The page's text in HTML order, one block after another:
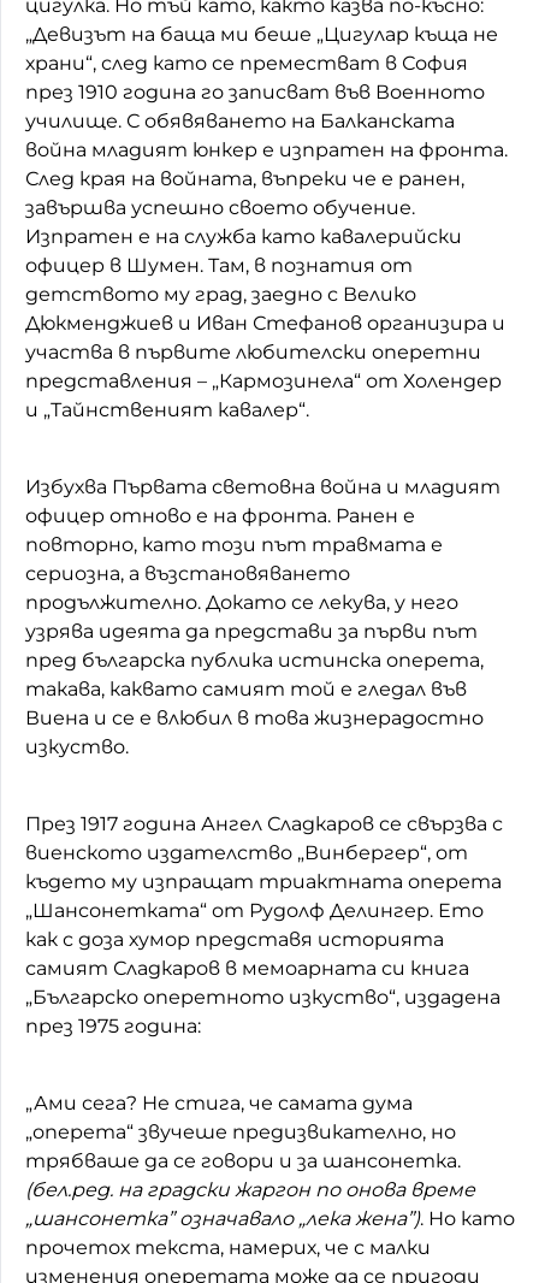
цигулка. Но тъй като, както казва по-късно:
„Девизът на баща ми беше „Цигулар къща не
храни“, след като се преместват в София
през 1910 година го записват във Военното
училище. С обявяването на Балканската
война младият юнкер е изпратен на фронта.
След края на войната, въпреки че е ранен,
завършва успешно своето обучение.
Изпратен е на служба като кавалерийски
офицер в Шумен. Там, в познатия от
детството му град, заедно с Велико
Дюкменджиев и Иван Стефанов организира и
участва в първите любителски оперетни
представления – „Кармозинела“ от Холендер
и „Тайнственият кавалер“.
Избухва Първата световна война и младият
офицер отново е на фронта. Ранен е
повторно, като този път травмата е
сериозна, а възстановяването
продължително. Докато се лекува, у него
узрява идеята да представи за първи път
пред българска публика истинска оперета,
такава, каквато самият той е гледал във
Виена и се е влюбил в това жизнерадостно
изкуство.
През 1917 година Ангел Сладкаров се свързва с
виенското издателство „Винбергер“, от
където му изпращат триактната оперета
„Шансонетката“ от Рудолф Делингер. Ето
как с доза хумор представя историята
самият Сладкаров в мемоарната си книга
„Българско оперетното изкуство“, издадена
през 1975 година:
„Ами сега? Не стига, че самата дума
„оперета“ звучеше предизвикателно, но
трябваше да се говори и за шансонетка.
(бел.ред. на градски жаргон по онова време
„шансонетка” означавало „лека жена”). Но като
прочетох текста, намерих, че с малки
изменения оперетата може да се пригоди